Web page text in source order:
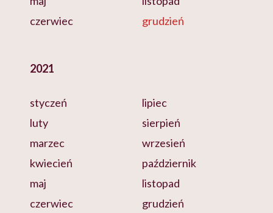
czerwiec
grudzień
2021
styczeń
luty
marzec
kwiecień
maj
czerwiec
lipiec
sierpień
wrzesień
październik
listopad
grudzień